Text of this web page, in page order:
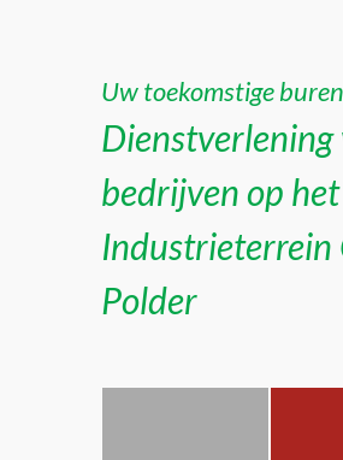
Uw toekomstige
Dienstverlening
bedrijven op het
Industrieterrein
Polder